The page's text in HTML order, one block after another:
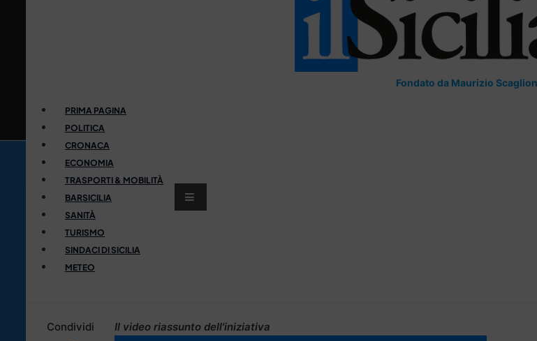
Fondato da Maurizio
PRIMA PAGINA
POLITICA
CRONACA
ECONOMIA
TRASPORTI & MOBILITÀ
BARSICILIA
SANITÀ
TURISMO
SINDACI DI SICILIA
METEO
Condividi Il video riassunto dell'iniziativa